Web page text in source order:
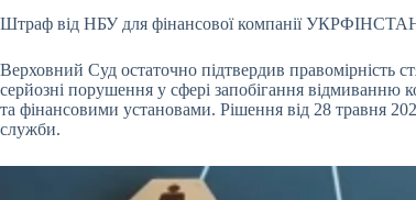
Штраф від НБУ для фінансової компанії
Верховний Суд остаточно підтвердив правомірність
серйозні порушення у сфері запобігання
та фінансовими установами. Рішення від 28 травня
служби.